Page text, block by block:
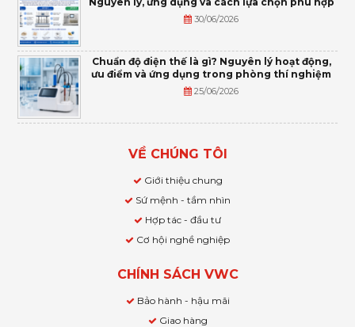
30/06/2026
Chuẩn độ điện thế là gì? Nguyên lý hoạt động,
ưu điểm và ứng dụng trong phòng thí nghiệm
25/06/2026
VỀ CHÚNG TÔI
Giới thiệu chung
Sứ mệnh - tầm nhìn
Hợp tác - đầu tư
Cơ hội nghề nghiệp
CHÍNH SÁCH VWC
Bảo hành - hậu mãi
Giao hàng